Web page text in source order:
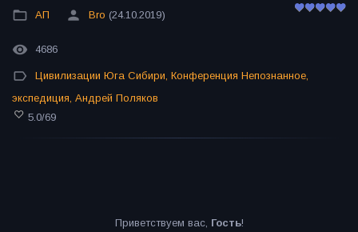
АП Bro (24.10.2019)
4686
Цивилизации Юга Сибири, Конференция Непознанное,
экспедиция, Андрей Поляков
5.0/69
Приветствуем вас, Гость!